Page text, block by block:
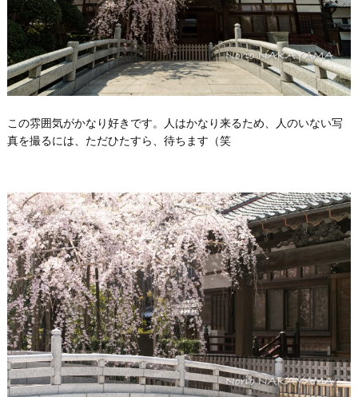
この雰囲気がかなり好きです。人はかなり来るため、人のいない写
真を撮るには、ただひたすら、待ちます（笑